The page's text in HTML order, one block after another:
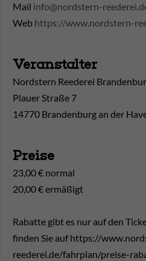
Mail info@nordstern-
Web https://www.nordstern-
Veranstalter
Nordstern Reederei
Plauer Straße 7
14770 Brandenburg an der
Preise
23,00 € normal
20,00 € ermäßigt
Rabatte gibt es nur auf den
finden Sie auf https://
reederei.de/fahrplan/preise-